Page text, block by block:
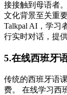
接接触到母语者
文化背景至关重
Talkpal AI，学习
行实时对话，提
5.在线西班牙
传统的西班牙语
费。 在线学习西